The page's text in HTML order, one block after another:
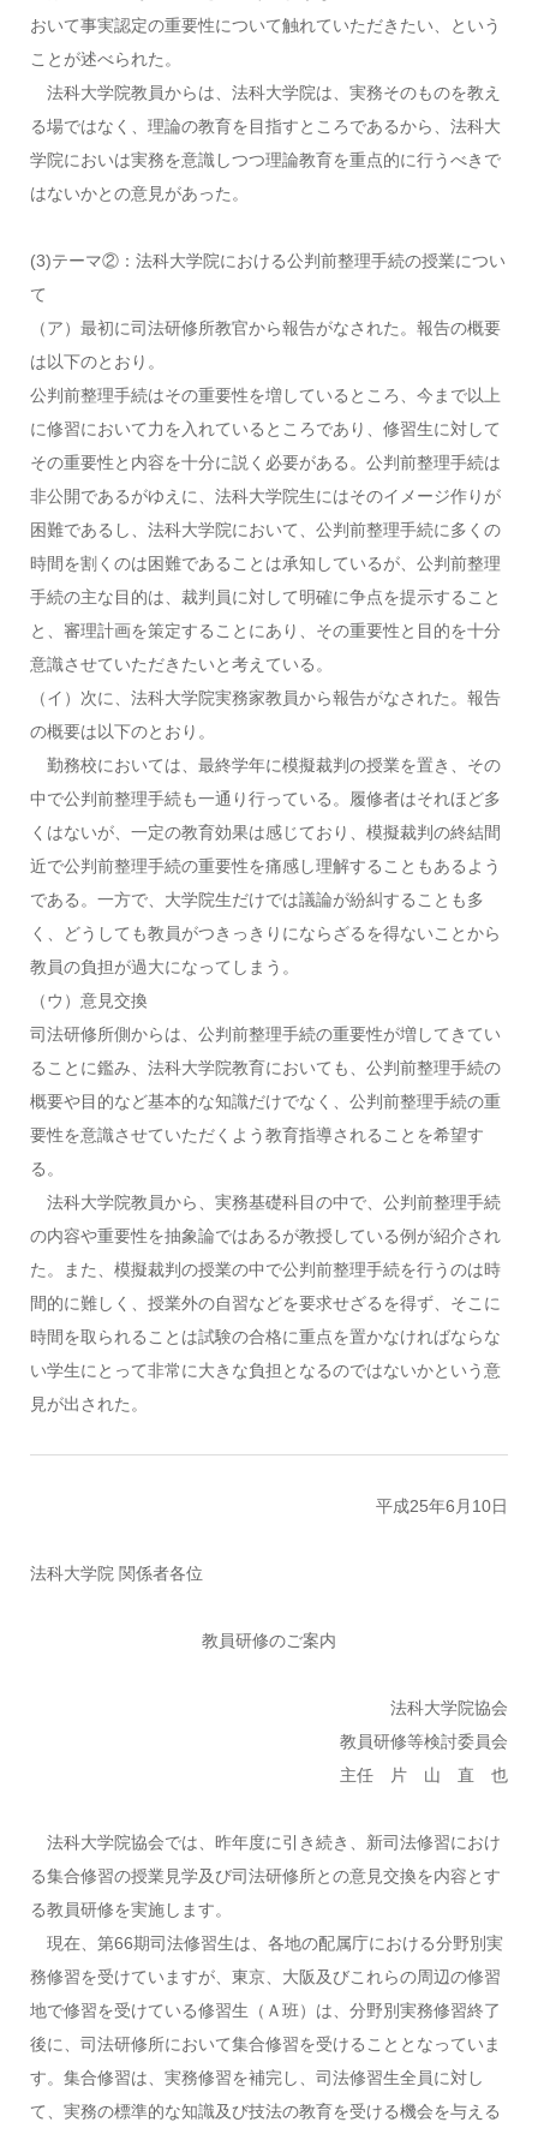
おいて事実認定の重要性について触れていただきたい、という
ことが述べられた。
法科大学院教員からは、法科大学院は、実務そのものを教え
る場ではなく、理論の教育を目指すところであるから、法科大
学院においは実務を意識しつつ理論教育を重点的に行うべきで
はないかとの意見があった。
(3)テーマ②：法科大学院における公判前整理手続の授業につい
て
（ア）最初に司法研修所教官から報告がなされた。報告の概要
は以下のとおり。
公判前整理手続はその重要性を増しているところ、今まで以上
に修習において力を入れているところであり、修習生に対して
その重要性と内容を十分に説く必要がある。公判前整理手続は
非公開であるがゆえに、法科大学院生にはそのイメージ作りが
困難であるし、法科大学院において、公判前整理手続に多くの
時間を割くのは困難であることは承知しているが、公判前整理
手続の主な目的は、裁判員に対して明確に争点を提示すること
と、審理計画を策定することにあり、その重要性と目的を十分
意識させていただきたいと考えている。
（イ）次に、法科大学院実務家教員から報告がなされた。報告
の概要は以下のとおり。
勤務校においては、最終学年に模擬裁判の授業を置き、その
中で公判前整理手続も一通り行っている。履修者はそれほど多
くはないが、一定の教育効果は感じており、模擬裁判の終結間
近で公判前整理手続の重要性を痛感し理解することもあるよう
である。一方で、大学院生だけでは議論が紛糾することも多
く、どうしても教員がつきっきりにならざるを得ないことから
教員の負担が過大になってしまう。
（ウ）意見交換
司法研修所側からは、公判前整理手続の重要性が増してきてい
ることに鑑み、法科大学院教育においても、公判前整理手続の
概要や目的など基本的な知識だけでなく、公判前整理手続の重
要性を意識させていただくよう教育指導されることを希望す
る。
法科大学院教員から、実務基礎科目の中で、公判前整理手続
の内容や重要性を抽象論ではあるが教授している例が紹介され
た。また、模擬裁判の授業の中で公判前整理手続を行うのは時
間的に難しく、授業外の自習などを要求せざるを得ず、そこに
時間を取られることは試験の合格に重点を置かなければならな
い学生にとって非常に大きな負担となるのではないかという意
見が出された。
平成25年6月10日
法科大学院 関係者各位
教員研修のご案内
法科大学院協会
教員研修等検討委員会
主任 片 山 直 也
法科大学院協会では、昨年度に引き続き、新司法修習におけ
る集合修習の授業見学及び司法研修所との意見交換を内容とす
る教員研修を実施します。
現在、第66期司法修習生は、各地の配属庁における分野別実
務修習を受けていますが、東京、大阪及びこれらの周辺の修習
地で修習を受けている修習生（Ａ班）は、分野別実務修習終了
後に、司法研修所において集合修習を受けることとなっていま
す。集合修習は、実務修習を補完し、司法修習生全員に対し
て、実務の標準的な知識及び技法の教育を受ける機会を与える